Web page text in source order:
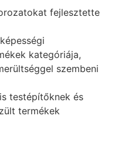
fejlesztette
kategóriája,
szembeni
testépítőknek és
termékek